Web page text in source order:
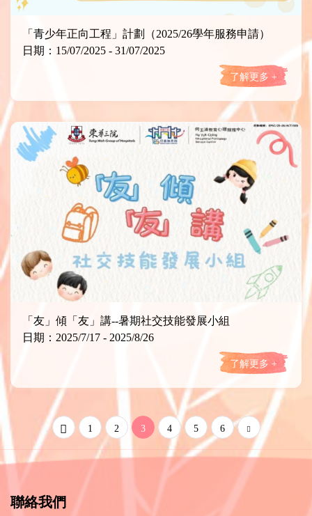
「青少年正向工程」計劃（2025/26學年服務申請）
日期：15/07/2025 - 31/07/2025
了解更多 +
「友」傾「友」講--暑期社交技能發展小組
日期：2025/7/17 - 2025/8/26
了解更多 +
1 2 3 4 5 6
聯絡我們